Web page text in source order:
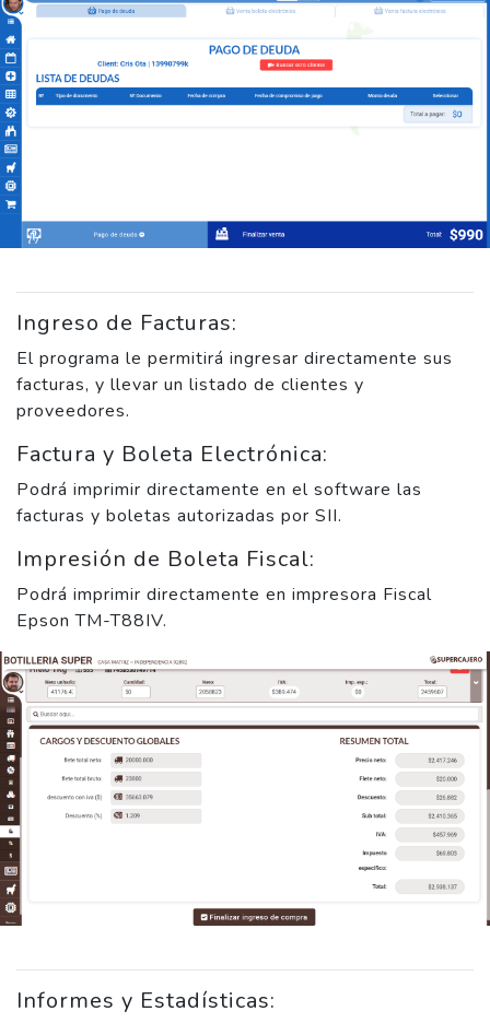
Ingreso de Facturas:
El programa le permitirá ingresar directamente sus
facturas, y llevar un listado de clientes y
proveedores.
Factura y Boleta Electrónica:
Podrá imprimir directamente en el software las
facturas y boletas autorizadas por SII.
Impresión de Boleta Fiscal:
Podrá imprimir directamente en impresora Fiscal
Epson TM-T88IV.
Informes y Estadísticas: